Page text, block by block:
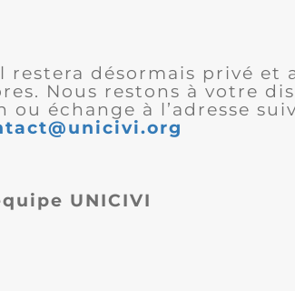
désormais privé et
Nous restons à votre
échange à l’adresse
UNICIVI